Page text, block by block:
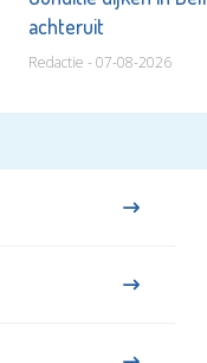
achteruit
Redactie - 07-08-2026